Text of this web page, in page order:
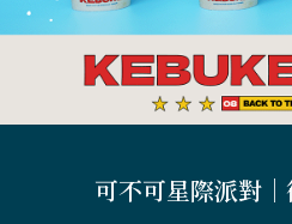
可不可星際派對